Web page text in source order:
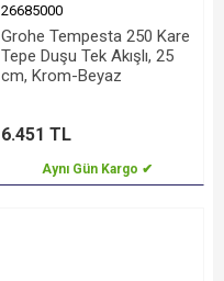
26685000
Grohe Tempesta 250 Kare
Tepe Duşu Tek Akışlı, 25
cm, Krom-Beyaz
6.451 TL
Aynı Gün Kargo ✔